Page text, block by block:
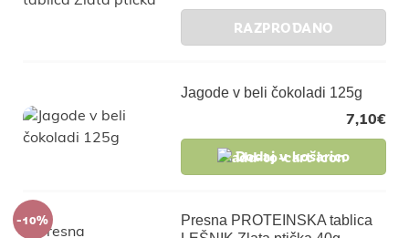
RAZPRODANO
Jagode v beli čokoladi 125g
7,10€
Dodaj v košarico
-10%
Presna PROTEINSKA tablica